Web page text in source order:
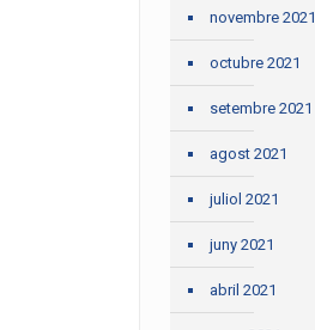
novembre 2021
octubre 2021
setembre 2021
agost 2021
juliol 2021
juny 2021
abril 2021